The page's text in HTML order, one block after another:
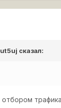
сказал: